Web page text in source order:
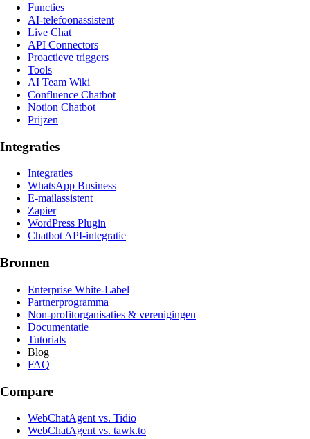
Functies
AI-telefoonassistent
Live Chat
API Connectors
Proactieve triggers
Tools
AI Team Wiki
Confluence Chatbot
Notion Chatbot
Prijzen
Integraties
Integraties
WhatsApp Business
E-mailassistent
Zapier
WordPress Plugin
Chatbot API-integratie
Bronnen
Enterprise White-Label
Partnerprogramma
Non-profitorganisaties & verenigingen
Documentatie
Tutorials
Blog
FAQ
Compare
WebChatAgent vs. Tidio
WebChatAgent vs. tawk.to